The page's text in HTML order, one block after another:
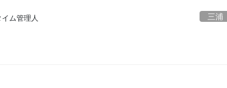
ム管理人 三浦